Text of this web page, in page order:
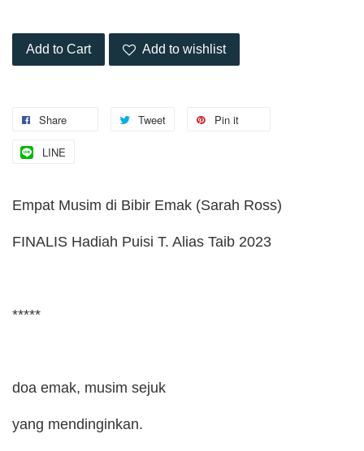
Add to Cart Add to wishlist
Share Tweet Pin it
LINE
Empat Musim di Bibir Emak (Sarah Ross)
FINALIS Hadiah Puisi T. Alias Taib 2023
*****
doa emak, musim sejuk
yang mendinginkan.